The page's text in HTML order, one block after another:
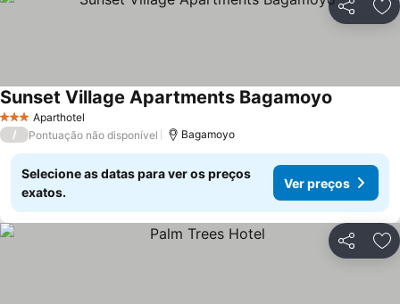
Partilhar
3 EstrelasAparthotel
Sunset Village Apartments Bagamoyo
/ Pontuação não disponível Bagamoyo
Selecione as datas para ver os preços
exatos.
Ver preços
Partilhar